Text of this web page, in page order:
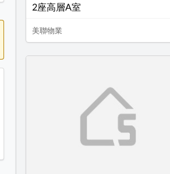
2座高層A室
美聯物業